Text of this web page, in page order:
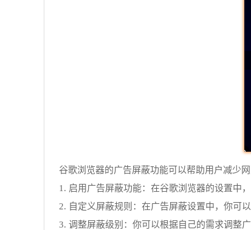
谷歌浏览器的广告屏蔽功能可以帮助用户减少
1. 启用广告屏蔽功能：在谷歌浏览器的设置中
2. 自定义屏蔽规则：在广告屏蔽设置中，你可
3. 调整屏蔽级别：你可以根据自己的需求调整